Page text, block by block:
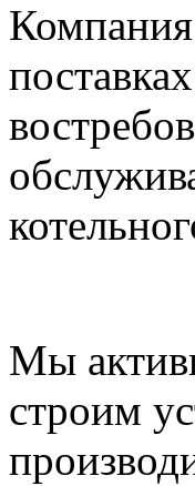
Мы
строим